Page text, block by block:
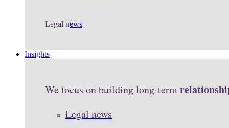
Legal news
Insights
We focus on building long-term
Legal news